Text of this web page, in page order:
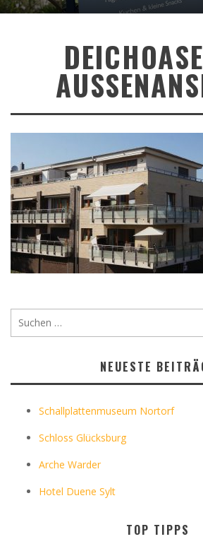
NEUESTE
Schallplattenmuseum Nortorf
Schloss Glücksburg
Arche Warder
Hotel Duene Sylt
TOP TIPPS